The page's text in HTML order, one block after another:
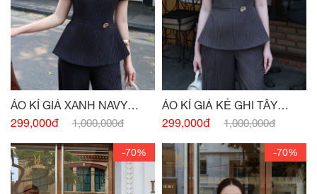
ÁO KÍ GIẢ XANH NAVY
ĐÍNH CHARM
299,000đ 1,000,000đ
ÁO KÍ GIẢ KẺ GHI TÂY
ĐÍNH CHARM EO
299,000đ 1,000,000đ
-70% -70%